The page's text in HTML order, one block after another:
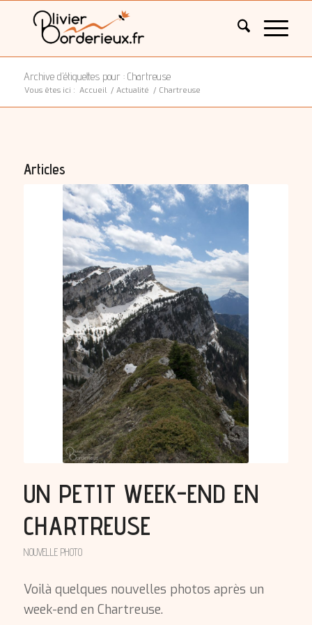
Archive d’étiquettes pour : Chartreuse
Vous êtes ici : Accueil / Actualité / Chartreuse
Articles
UN PETIT WEEK-END EN
CHARTREUSE
NOUVELLE PHOTO
Voilà quelques nouvelles photos après un
week-end en Chartreuse.